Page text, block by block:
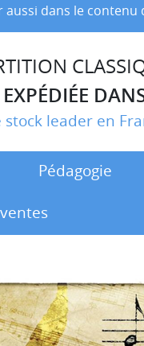
aussi dans le contenu
EXPÉDIÉE
leader en
Pédagogie